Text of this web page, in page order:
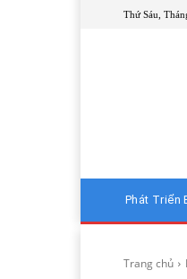
Thứ Sáu,
Phát Triển
Trang chủ